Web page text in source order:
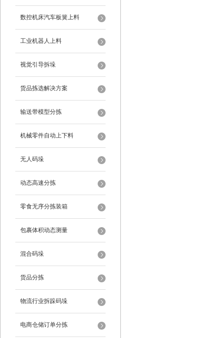
数控机床汽车板簧上料
工业机器人上料
视觉引导拆垛
货品拣选解决方案
输送带模型分拣
机械零件自动上下料
无人码垛
动态高速分拣
零食无序分拣装箱
包裹体积动态测量
混合码垛
货品分拣
物流行业拆跺码垛
电商仓储订单分拣